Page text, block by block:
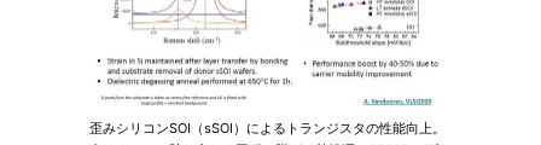
歪みシリコンSOI（sSOI）によるトランジスタの性能向上。